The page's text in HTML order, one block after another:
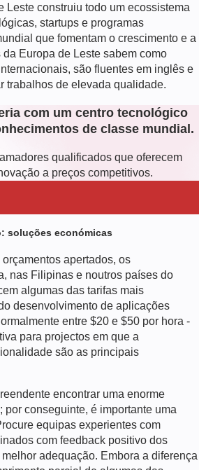
Leste construiu todo um ecossistema
startups e programas
que fomentam o crescimento e a
Europa de Leste sabem como
são fluentes em inglês e
trabalhos de elevada qualidade.
com um centro tecnológico
de classe mundial.
qualificados que oferecem
a preços competitivos.
soluções económicas
apertados, os
nas Filipinas e noutros países do
algumas das tarifas mais
desenvolvimento de aplicações
entre $20 e $50 por hora -
para projectos em que a
são as principais
encontrar uma enorme
conseguinte, é importante uma
equipas experientes com
com feedback positivo dos
adequação. Embora a diferença